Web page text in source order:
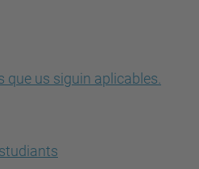
us siguin aplicables.